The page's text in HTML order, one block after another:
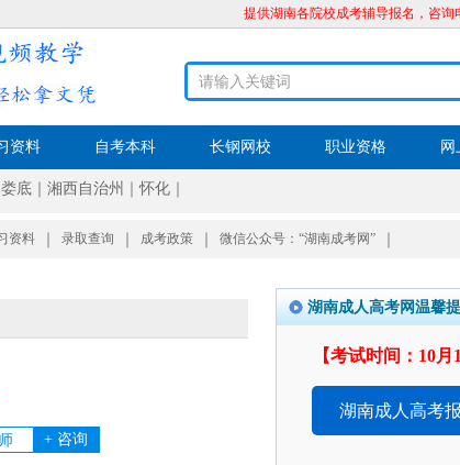
提供湖南各院校成考辅导报名，咨询
资料 自考本科 长钢网校 职业资格 网
娄底 湘西自治州 ｜怀化
资料 录取查询 成考政策 微信公众号：“湖南成考网”
+ 咨询
湖南成人高考网温馨
【考试时间：10月
湖南成人高考